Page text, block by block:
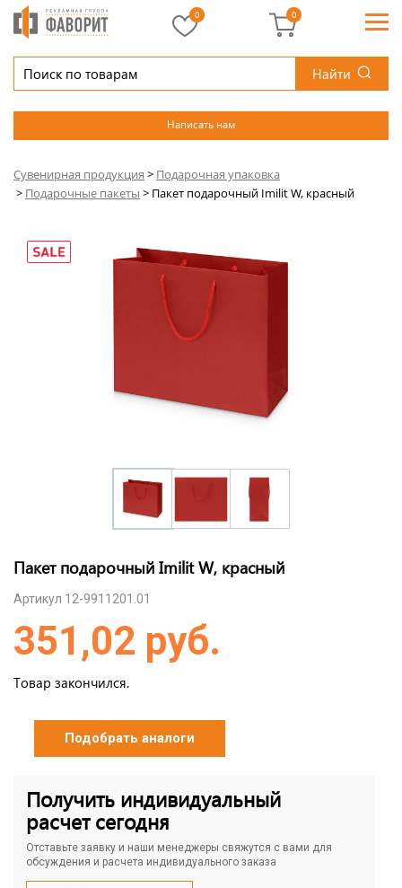
Найти
Написать нам
0 0
Сувенирная продукция > Подарочная упаковка
> Подарочные пакеты > Пакет подарочный Imilit W, красный
Пакет подарочный Imilit W, красный
Артикул 12-9911201.01
351,02 руб.
Товар закончился.
Подобрать аналоги
Получить индивидуальный
расчет сегодня
Отставьте заявку и наши менеджеры свяжутся с вами для
обсуждения и расчета индивидуального заказа